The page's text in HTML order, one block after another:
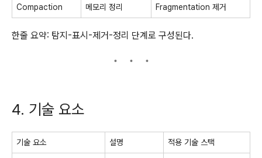
Compaction 메모리 정리 Fragmentation 제거
한줄 요약: 탐지-표시-제거-정리 단계로 구성된다.
4. 기술 요소
기술 요소 설명 적용 기술 스택